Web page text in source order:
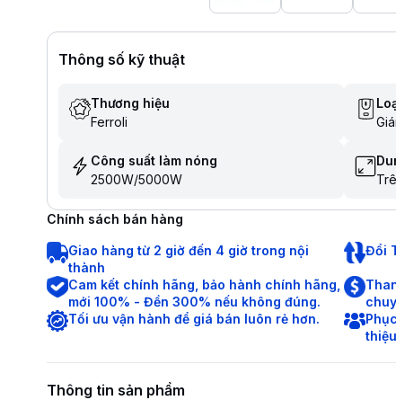
Thông số kỹ thuật
Thương hiệu
Ferroli
Công suất làm nóng
2500W/5000W
Chính sách bán hàng
Giao hàng từ 2 giờ đến 4 giờ trong nội
thành
Đổi
Cam kết chính hãng, bảo hành chính hãng,
mới 100% - Đền 300% nếu không đúng.
Tối ưu vận hành để giá bán luôn rẻ hơn.
Thông tin sản phẩm